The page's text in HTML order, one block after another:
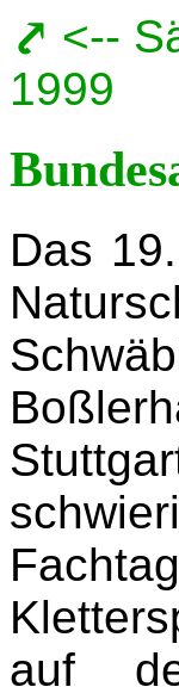
<--
1999
Das
auf